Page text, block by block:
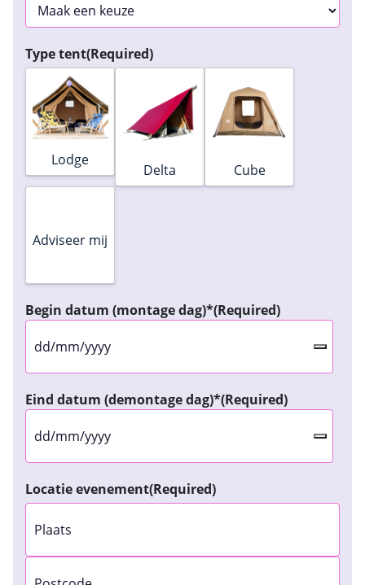
Type tent(Required)
Lodge
Delta Cube
Adviseer mij
Begin datum (montage dag)*(Required)
Eind datum (demontage dag)*(Required)
Locatie evenement(Required)
Stad